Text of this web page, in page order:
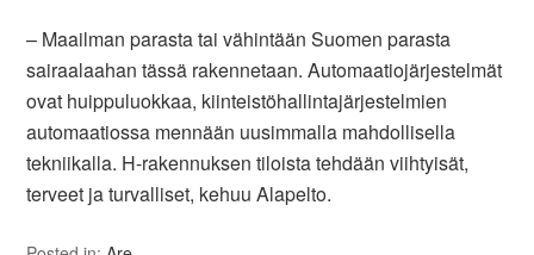
– Maailman parasta tai vähintään Suomen parasta
sairaalaahan tässä rakennetaan. Automaatiojärjestelmät
ovat huippuluokkaa, kiinteistöhallintajärjestelmien
automaatiossa mennään uusimmalla mahdollisella
tekniikalla. H-rakennuksen tiloista tehdään viihtyisät,
terveet ja turvalliset, kehuu Alapelto.